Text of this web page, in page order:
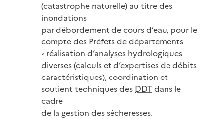
(catastrophe naturelle) au titre des
inondations
par débordement de cours d’eau, pour le
compte des Préfets de départements
◦ réalisation d’analyses hydrologiques
diverses (calculs et d’expertises de débits
caractéristiques), coordination et
soutient techniques des DDTdans le
cadre
de la gestion des sécheresses.